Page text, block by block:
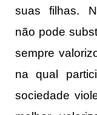
suas filhas.
não pode
sempre
na qual
sociedade